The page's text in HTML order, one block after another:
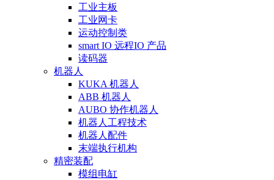
工业主板
工业网卡
运动控制类
smart IO 远程IO 产品
读码器
机器人
KUKA 机器人
ABB 机器人
AUBO 协作机器人
机器人工程技术
机器人配件
末端执行机构
精密装配
模组电缸